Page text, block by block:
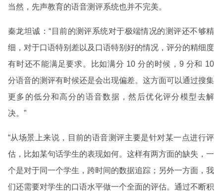
当然，先声教育的语音测评系统也并不完美。
秦龙坦诚：“目前的测评系统对于极端情况的测评还不够精
细，对于口语特别差以及口语特别好的情况，评分的精细度
有时还不能满足要求。比如满分 10 分的时候，9 分和 10
分语音的测评有时候还是会出现偏差。这方面可以通过搜集
更多的低分和高分的语音数据，然后优化评分模型去解
决。”
“从场景上来说，目前的语音测评主要是针对某一点进行评
估，比如某句话学生的表现如何。这样有两方面的缺失，一
个是对于同一个学生，跨时间的数据追踪；另外一方面，我
们还需要对学生的口语水平做一个全面的评估。通过不断积